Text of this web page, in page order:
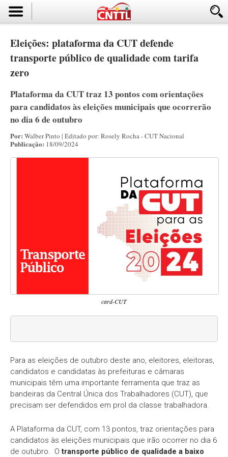
Eleições: plataforma da CUT defende
transporte público de qualidade com tarifa
zero
Plataforma da CUT traz 13 pontos com orientações
para candidatos às eleições municipais que ocorrerão
no dia 6 de outubro
Por: Walber Pinto | Editado por: Rosely Rocha - CUT Nacional
Publicação: 18/09/2024
card-CUT
Para as eleições de outubro deste ano, eleitores, eleitoras,
candidatos e candidatas às prefeituras e câmaras
municipais têm uma importante ferramenta que traz as
bandeiras da Central Única dos Trabalhadores (CUT), que
precisam ser defendidos em prol da classe trabalhadora.
A Plataforma da CUT, com 13 pontos, traz orientações para
candidatos às eleições municipais que irão ocorrer no dia 6
de outubro. Otransporte público de qualidade a baixo